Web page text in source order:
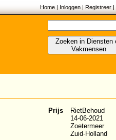
Home| Inloggen| Registreer|
Zoeken in Diensten en
Vakmensen
Prijs
RietBehoud
14-06-2021
Zoetermeer
Zuid-Holland